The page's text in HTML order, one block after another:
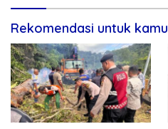
Rekomendasi untuk kamu